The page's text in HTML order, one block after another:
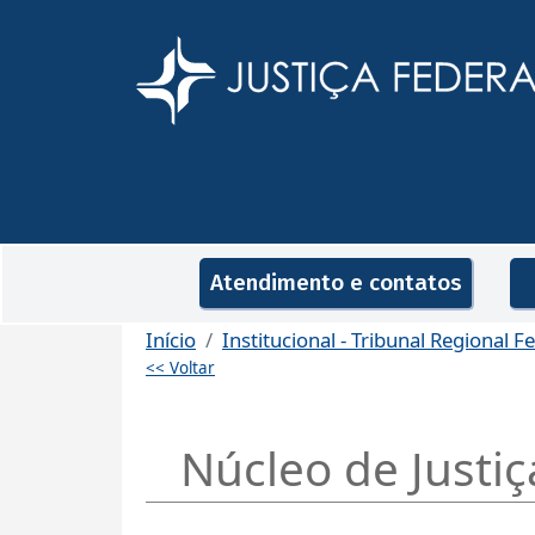
Navegação principal
Atendimento e contatos
Início Institucional - Tribunal Regional
<< Voltar
Núcleo de